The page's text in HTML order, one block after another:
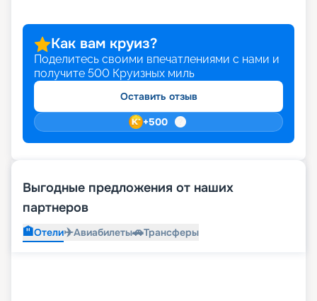
Как вам круиз?
Поделитесь своими впечатлениями с нами и
получите 500 Круизных миль
Оставить отзыв
+500
Выгодные предложения от наших
партнеров
🏨Отели✈️Авиабилеты🚗Трансферы